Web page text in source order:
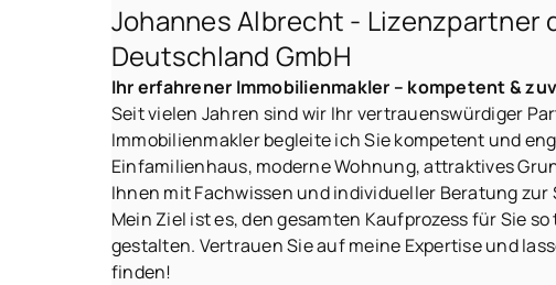
Johannes Albrecht - Lizenzpartner
Deutschland GmbH
Ihr erfahrener Immobilienmakler – kompetent &
Seit vielen Jahren sind wir Ihr vertrauenswürdiger
Immobilienmakler begleite ich Sie kompetent und
Einfamilienhaus, moderne Wohnung, attraktives
Ihnen mit Fachwissen und individueller Beratung zur
Mein Ziel ist es, den gesamten Kaufprozess für Sie
gestalten. Vertrauen Sie auf meine Expertise und
finden!